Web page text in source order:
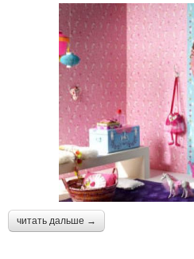
читать дальше →